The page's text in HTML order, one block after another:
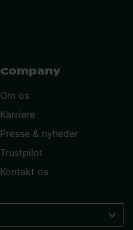
Company
Om os
Karriere
Presse & nyheder
Trustpilot
Kontakt os